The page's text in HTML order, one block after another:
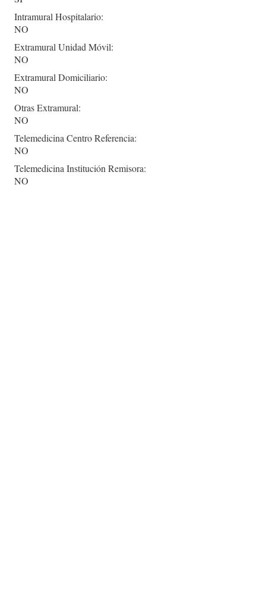
Intramural Hospitalario:
NO
Extramural Unidad Móvil:
NO
Extramural Domiciliario:
NO
Otras Extramural:
NO
Telemedicina Centro Referencia:
NO
Telemedicina Institución Remisora:
NO